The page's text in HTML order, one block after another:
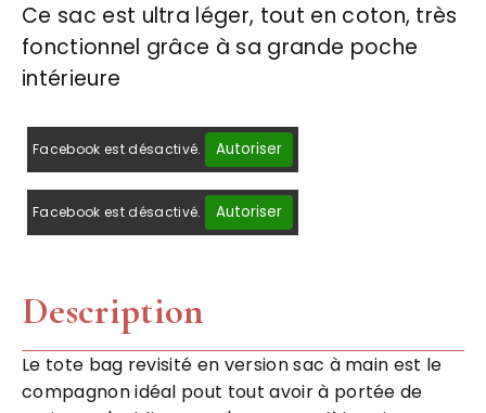
Ce sac est ultra léger, tout en coton, très
fonctionnel grâce à sa grande poche
intérieure
Facebook est désactivé. Autoriser
Facebook est désactivé. Autoriser
Description
Le tote bag revisité en version sac à main est le
compagnon idéal pout tout avoir à portée de